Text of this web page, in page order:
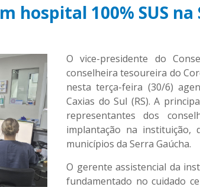
hospital 100% SUS na
O vice-presidente do
conselheira tesoureira do
nesta terça-feira (30/6)
Caxias do Sul (RS). A
representantes dos
implantação na instituição,
municípios da Serra Gaúcha.
O gerente assistencial da
fundamentado no cuidado